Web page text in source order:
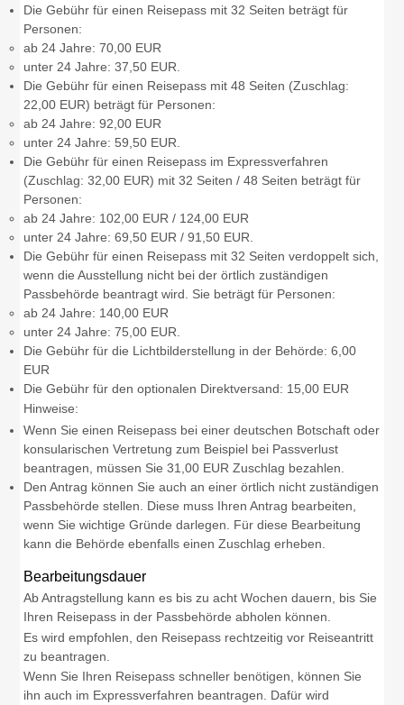
Die Gebühr für einen Reisepass mit 32 Seiten beträgt für
Personen:
ab 24 Jahre: 70,00 EUR
unter 24 Jahre: 37,50 EUR.
Die Gebühr für einen Reisepass mit 48 Seiten (Zuschlag:
22,00 EUR) beträgt für Personen:
ab 24 Jahre: 92,00 EUR
unter 24 Jahre: 59,50 EUR.
Die Gebühr für einen Reisepass im Expressverfahren
(Zuschlag: 32,00 EUR) mit 32 Seiten / 48 Seiten beträgt für
Personen:
ab 24 Jahre: 102,00 EUR / 124,00 EUR
unter 24 Jahre: 69,50 EUR / 91,50 EUR.
Die Gebühr für einen Reisepass mit 32 Seiten verdoppelt sich,
wenn die Ausstellung nicht bei der örtlich zuständigen
Passbehörde beantragt wird. Sie beträgt für Personen:
ab 24 Jahre: 140,00 EUR
unter 24 Jahre: 75,00 EUR.
Die Gebühr für die Lichtbilderstellung in der Behörde: 6,00
EUR
Die Gebühr für den optionalen Direktversand: 15,00 EUR
Hinweise:
Wenn Sie einen Reisepass bei einer deutschen Botschaft oder
konsularischen Vertretung zum Beispiel bei Passverlust
beantragen, müssen Sie 31,00 EUR Zuschlag bezahlen.
Den Antrag können Sie auch an einer örtlich nicht zuständigen
Passbehörde stellen. Diese muss Ihren Antrag bearbeiten,
wenn Sie wichtige Gründe darlegen. Für diese Bearbeitung
kann die Behörde ebenfalls einen Zuschlag erheben.
Bearbeitungsdauer
Ab Antragstellung kann es bis zu acht Wochen dauern, bis Sie
Ihren Reisepass in der Passbehörde abholen können.
Es wird empfohlen, den Reisepass rechtzeitig vor Reiseantritt
zu beantragen.
Wenn Sie Ihren Reisepass schneller benötigen, können Sie
ihn auch im Expressverfahren beantragen. Dafür wird